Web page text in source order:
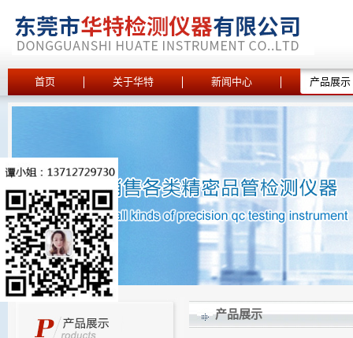
首页 关于华特 新闻中心 产品展示
产品展示